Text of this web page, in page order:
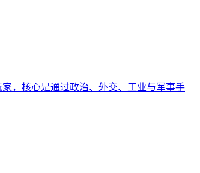
，核心是通过政治、外交、工业与军事手